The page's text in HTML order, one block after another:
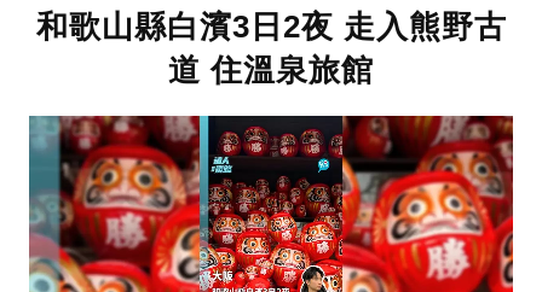
和歌山縣白濱3日2夜 走入熊野古
道 住溫泉旅館